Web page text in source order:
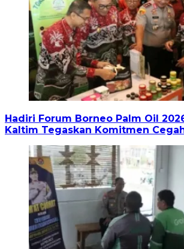
Hadiri Forum Borneo Palm Oil
Kaltim Tegaskan Komitmen